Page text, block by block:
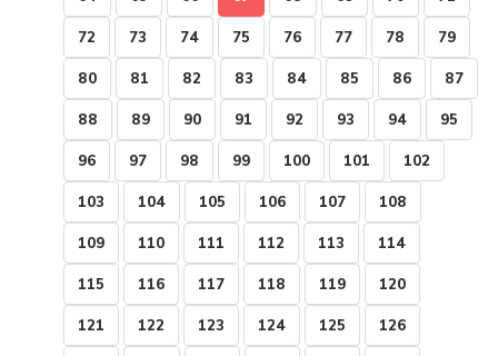
72 73 74 75 76 77 78 79
80 81 82 83 84 85 86 87
88 89 90 91 92 93 94 95
96 97 98 99 100 101 102
103 104 105 106 107 108
109 110 111 112 113 114
115 116 117 118 119 120
121 122 123 124 125 126